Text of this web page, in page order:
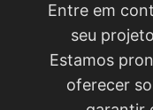
Entre em
seu
Estamos
oferecer